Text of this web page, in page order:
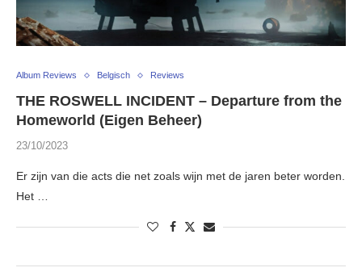
Album Reviews Belgisch Reviews
THE ROSWELL INCIDENT – Departure from the
Homeworld (Eigen Beheer)
23/10/2023
Er zijn van die acts die net zoals wijn met de jaren beter worden.
Het …